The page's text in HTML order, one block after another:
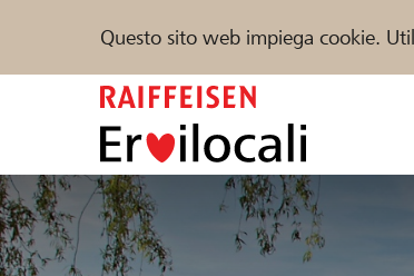
Questo sito web impiega cookie.
Sostenere Aiuto & supporto